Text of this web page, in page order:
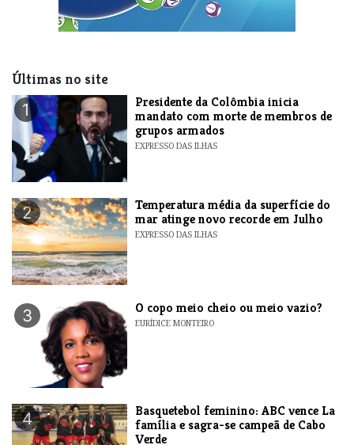
Últimas no site
1
Presidente da Colômbia inicia
mandato com morte de membros de
grupos armados
EXPRESSO DAS ILHAS
2
Temperatura média da superfície do
mar atinge novo recorde em Julho
EXPRESSO DAS ILHAS
3 O copo meio cheio ou meio vazio?
EURÍDICE MONTEIRO
4
Basquetebol feminino: ABC vence La
família e sagra-se campeã de Cabo
Verde